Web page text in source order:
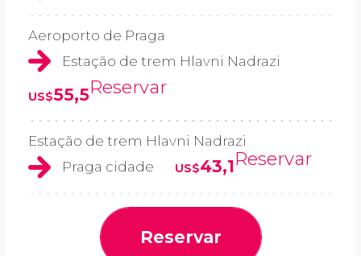
Aeroporto de Praga
Estação de trem Hlavni Nadrazi
US$55,5Reservar
Estação de trem Hlavni Nadrazi
Praga cidade
US$43,1Reservar
Reservar